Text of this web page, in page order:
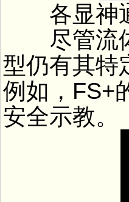
各显神
尽管流体
型仍有其特
例如，FS+
安全示教。